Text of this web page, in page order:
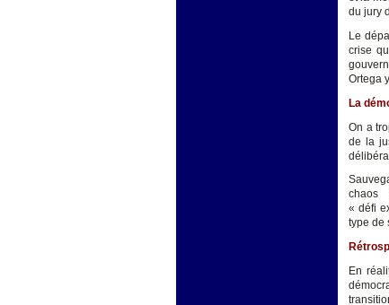
du jury
Le
crise
Ortega
La
On a
de la
« défi
type de
En